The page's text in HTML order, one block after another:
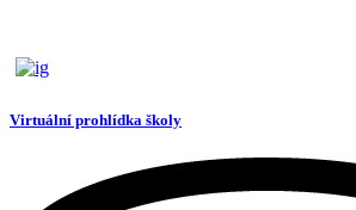
Virtuální prohlídka školy